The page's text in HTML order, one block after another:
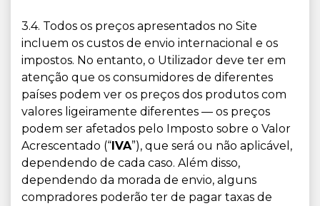
3.4. Todos os preços apresentados no Site
incluem os custos de envio internacional e os
impostos. No entanto, o Utilizador deve ter em
atenção que os consumidores de diferentes
países podem ver os preços dos produtos com
valores ligeiramente diferentes — os preços
podem ser afetados pelo Imposto sobre o Valor
Acrescentado (“IVA”), que será ou não aplicável,
dependendo de cada caso. Além disso,
dependendo da morada de envio, alguns
compradores poderão ter de pagar taxas de